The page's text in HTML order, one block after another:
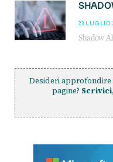
23 LUGLIO
Desideri
pagine?